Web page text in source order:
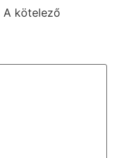
A kötelező